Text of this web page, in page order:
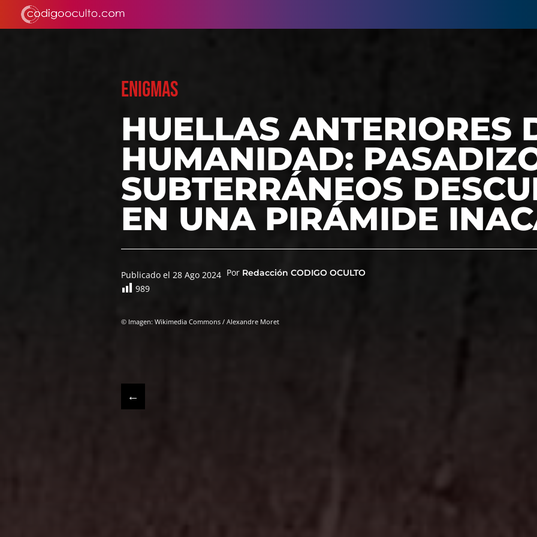
ENIGMAS
HUELLAS ANTERIORES
HUMANIDAD:
SUBTERRÁNEOS
EN UNA PIRÁMIDE
Publicado el 28 Ago 2024 Por Redacción CODIGO OCULTO
989
© Imagen: Wikimedia Commons / Alexandre Moret
←